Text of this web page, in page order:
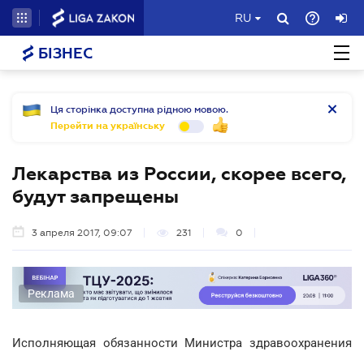
RU
БІЗНЕС
Ця сторінка доступна рідною мовою.
Перейти на українську
Лекарства из России, скорее всего,
будут запрещены
3 апреля 2017, 09:07 231 0
Реклама
Исполняющая обязанности Министра здравоохранения